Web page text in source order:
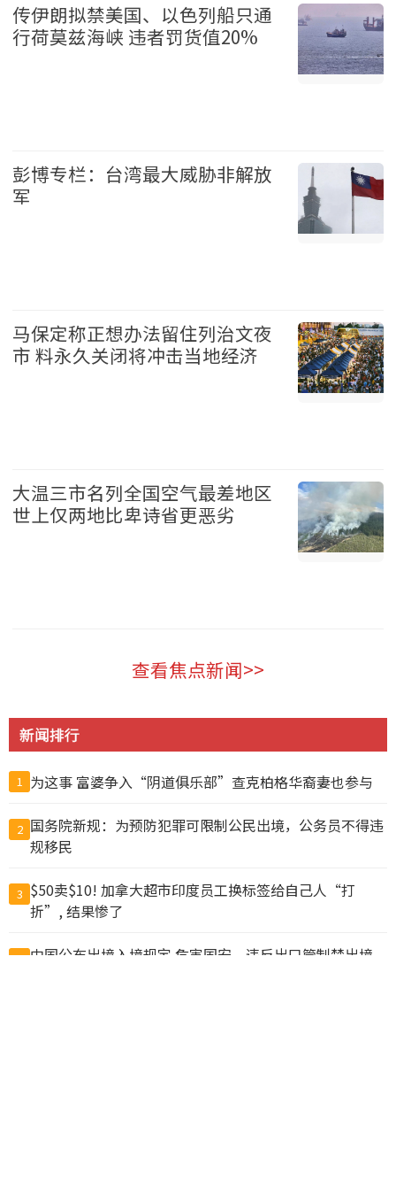
传伊朗拟禁美国、以色列船只通
行荷莫兹海峡 违者罚货值20%
彭博专栏：台湾最大威胁非解放
军
马保定称正想办法留住列治文夜
市 料永久关闭将冲击当地经济
大温三市名列全国空气最差地区
世上仅两地比卑诗省更恶劣
查看焦点新闻>>
新闻排行
1 为这事 富婆争入“阴道俱乐部”查克柏格华裔妻也参与
2 国务院新规：为预防犯罪可限制公民出境，公务员不得违
规移民
3 $50卖$10! 加拿大超市印度员工换标签给自己人“打
折”, 结果惨了
4 中国公布出境入境规定 危害国安、违反出口管制禁出境